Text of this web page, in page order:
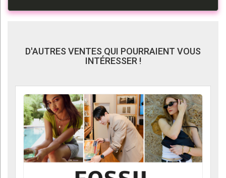
D'AUTRES VENTES QUI POURRAIENT VOUS
INTÉRESSER !